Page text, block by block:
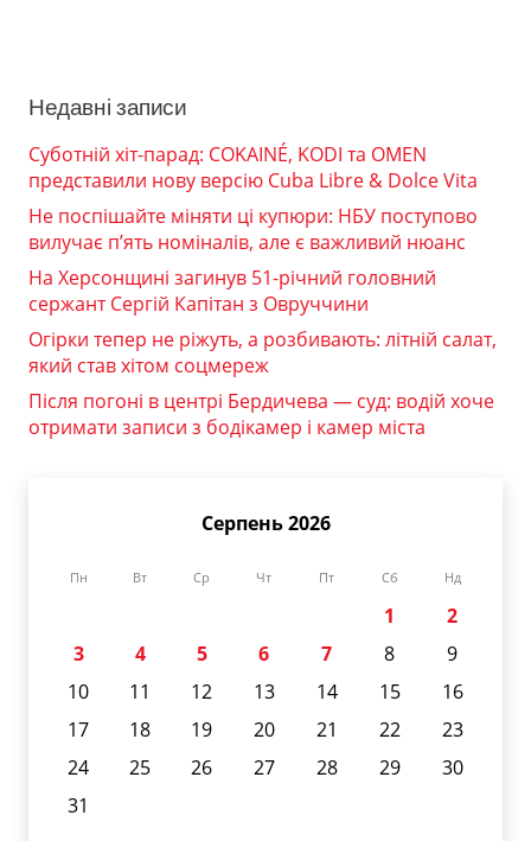
Недавні записи
Суботній хіт-парад: COKAINÉ, KODI та OMEN
представили нову версію Cuba Libre & Dolce Vita
Не поспішайте міняти ці купюри: НБУ поступово
вилучає п’ять номіналів, але є важливий нюанс
На Херсонщині загинув 51-річний головний
сержант Сергій Капітан з Овруччини
Огірки тепер не ріжуть, а розбивають: літній салат,
який став хітом соцмереж
Після погоні в центрі Бердичева — суд: водій хоче
отримати записи з бодікамер і камер міста
Серпень 2026
Пн Вт Ср Чт Пт Сб Нд
1
2
3
4 5 6 7 8
9
10
11 12 13 14 15
16
17
18 19 20 21 22
23
24
25 26 27 28 29
30
31